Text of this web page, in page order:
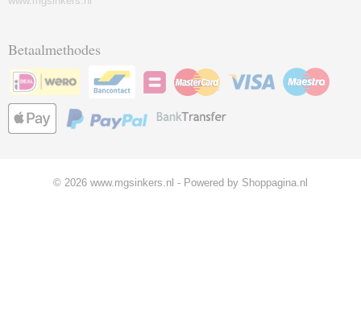
Betaalmethodes
© 2026 www.mgsinkers.nl - Powered by Shoppagina.nl